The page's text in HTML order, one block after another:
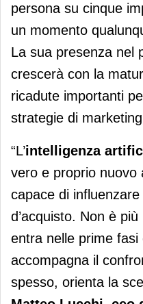
persona su cinque
un momento
La sua presenza nel
crescerà con la
ricadute importanti
strategie di
“L’intelligenza
vero e proprio nuovo
capace di influenzare
d’acquisto. Non è
entra nelle prime fasi
accompagna il
spesso, orienta la